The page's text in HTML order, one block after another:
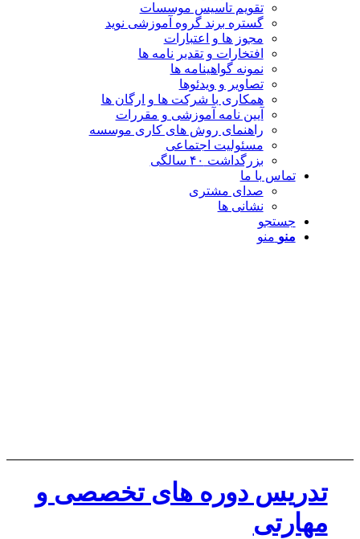
تقویم تاسیس موسسات
گستره برند گروه آموزشی نوید
مجوز ها و اعتبارات
افتخارات و تقدیر نامه ها
نمونه گواهینامه ها
تصاویر و ویدئوها
همکاری با شرکت ها و ارگان ها
آیین نامه آموزشی و مقررات
راهنمای روش های کاری موسسه
مسئولیت اجتماعی
بزرگداشت ۴۰ سالگی
تماس با ما
صدای مشتری
نشانی ها
جستجو
منو منو
تدریس دوره های تخصصی و
مهارتی